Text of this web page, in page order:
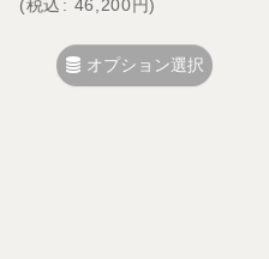
(税込 : 46,200円)
オプション選択